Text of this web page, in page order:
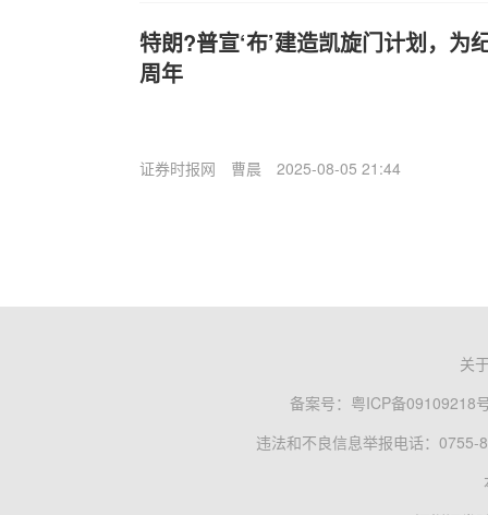
特朗?普宣‘布’建造凯旋门计划，为
周年
证券时报网 曹晨 2025-08-05 21:44
关
备案号： 粤ICP备09109218
违法和不良信息举报电话：0755-